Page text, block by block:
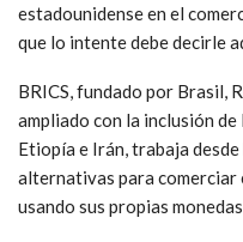
estadounidense en el
que lo intente debe decirle
BRICS, fundado por Brasil,
ampliado con la inclusión
Etiopía e Irán, trabaja
alternativas para
usando sus propias monedas.